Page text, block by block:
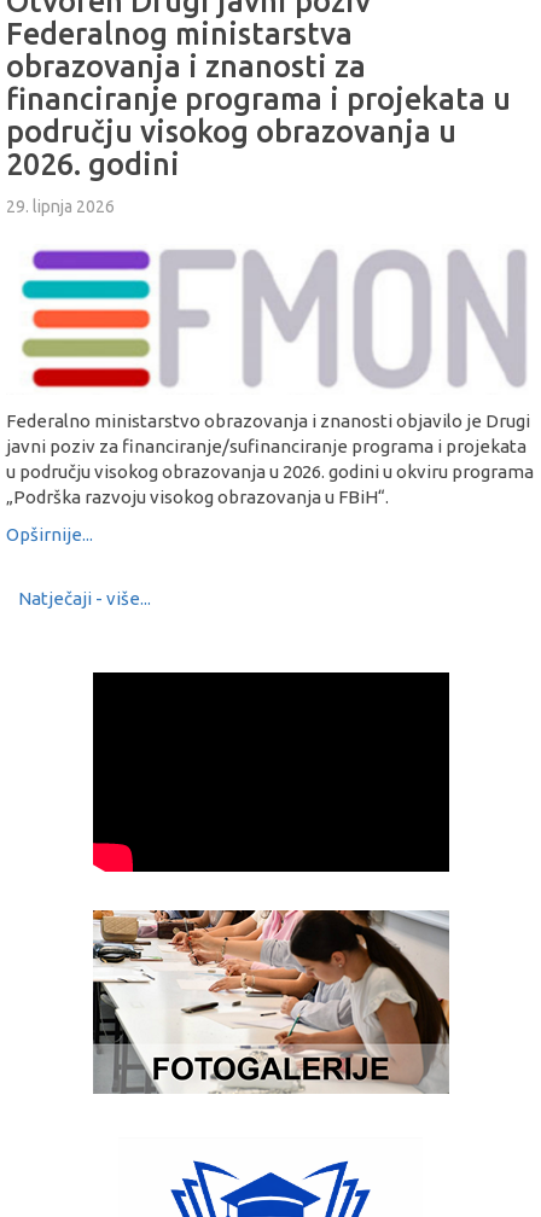
Federalnog ministarstva
obrazovanja i znanosti za
financiranje programa i projekata u
području visokog obrazovanja u
2026. godini
29. lipnja 2026
Federalno ministarstvo obrazovanja i znanosti objavilo je Drugi
javni poziv za financiranje/sufinanciranje programa i projekata
u području visokog obrazovanja u 2026. godini u okviru programa
„Podrška razvoju visokog obrazovanja u FBiH“.
Opširnije...
Natječaji - više...